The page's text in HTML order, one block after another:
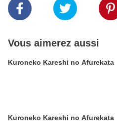
Vous aimerez aussi
Kuroneko Kareshi no Afurekata
Kuroneko Kareshi no Afurekata